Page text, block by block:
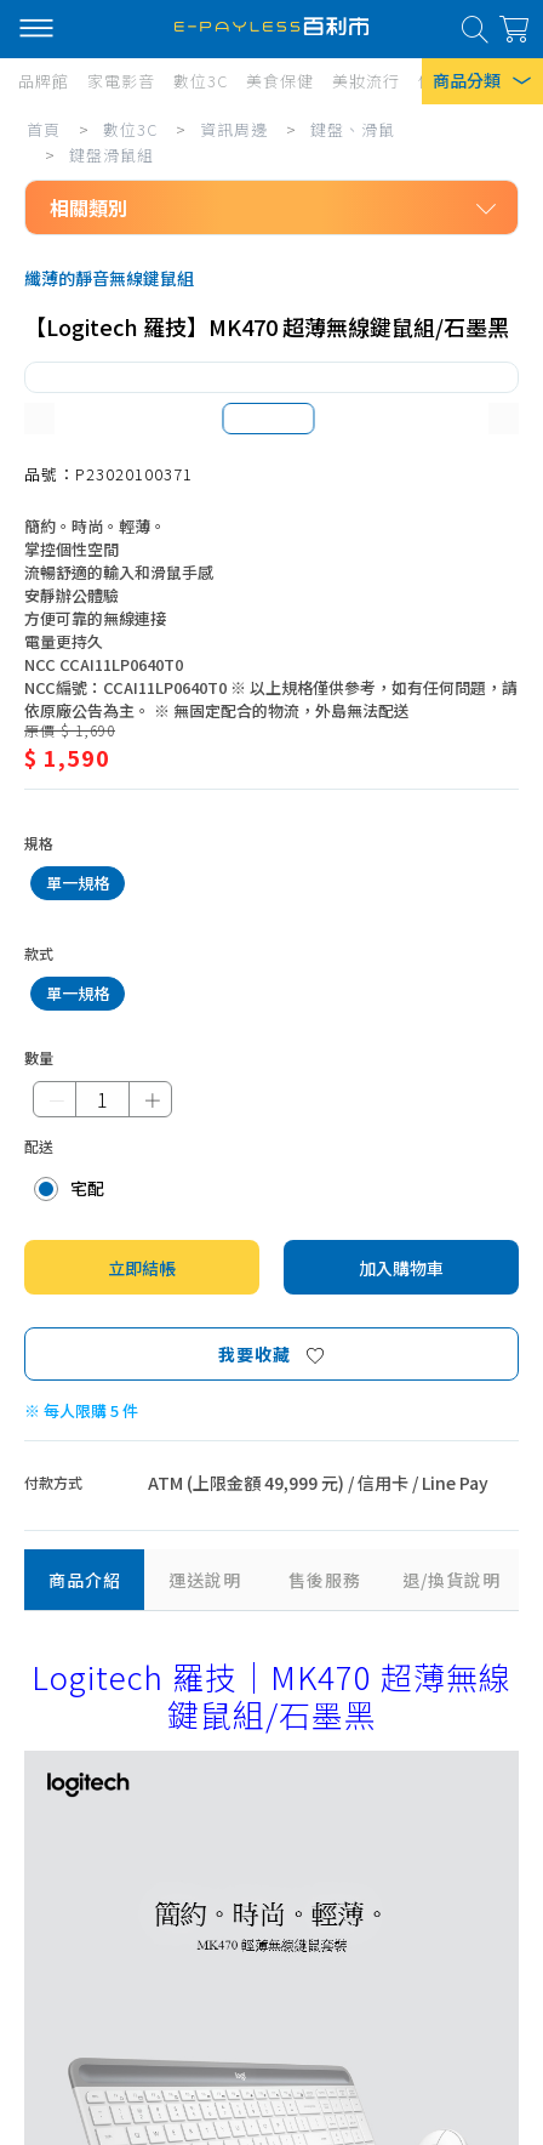
商品分類
熱門搜尋
風扇
口罩
除濕機
衛生紙
Iphone 17
品牌館 家電影音 數位3C 美食保健 美妝流行 傢俱寢具 居
數
3C/
資
訊
邊/
鍵
滑
鼠/
鍵
盤
滑
鼠
組
首頁 > 數位3C > 資訊周邊 >
鍵盤、滑鼠
>
鍵盤滑鼠組
相關類別
鍵盤、滑鼠
電競滑鼠
有線鍵盤
無線鍵盤
機械鍵盤
鍵盤滑鼠組
纖薄的靜音無線鍵鼠組
【Logitech 羅技】MK470 超薄無線鍵鼠組/石墨黑
品號：P23020100371
簡約。時尚。輕薄。
掌控個性空間
流暢舒適的輸入和滑鼠手感
安靜辦公體驗
方便可靠的無線連接
電量更持久
NCC CCAI11LP0640T0
NCC編號：CCAI11LP0640T0 ※ 以上規格僅供參考，如有任何問題，請
依原廠公告為主。 ※ 無固定配合的物流，外島無法配送
原價 $ 1,690
$ 1,590
規格
單一規格
款式
單一規格
數量
＋
配送
宅配
立即結帳 加入購物車
我要收藏
※ 每人限購 5 件
付款方式 ATM (上限金額 49,999 元) / 信用卡 / Line Pay
商品介紹 運送說明 售後服務 退/換貨說明
Logitech 羅技｜MK470 超薄無線
鍵鼠組/石墨黑